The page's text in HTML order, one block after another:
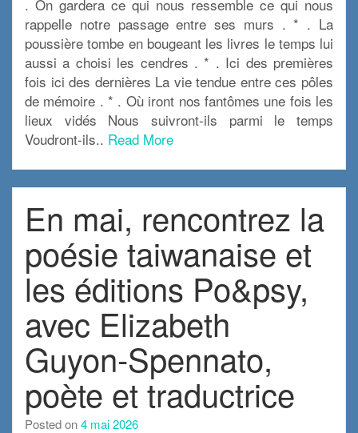
. On gardera ce qui nous ressemble ce qui nous
rappelle notre passage entre ses murs . * . La
poussière tombe en bougeant les livres le temps lui
aussi a choisi les cendres . * . Ici des premières
fois ici des dernières La vie tendue entre ces pôles
de mémoire . * . Où iront nos fantômes une fois les
lieux vidés Nous suivront-ils parmi le temps
Voudront-ils.. Read More
En mai, rencontrez la
poésie taiwanaise et
les éditions Po&psy,
avec Elizabeth
Guyon-Spennato,
poète et traductrice
Posted on4 mai 2026